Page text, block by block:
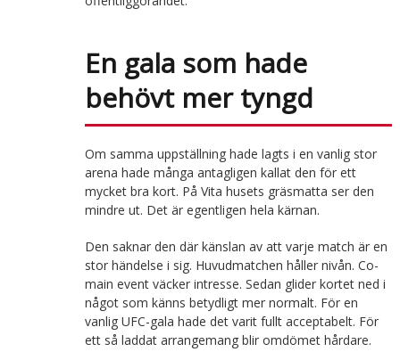
En gala som hade
behövt mer tyngd
Om samma uppställning hade lagts i en vanlig stor
arena hade många antagligen kallat den för ett
mycket bra kort. På Vita husets gräsmatta ser den
mindre ut. Det är egentligen hela kärnan.
Den saknar den där känslan av att varje match är en
stor händelse i sig. Huvudmatchen håller nivån. Co-
main event väcker intresse. Sedan glider kortet ned i
något som känns betydligt mer normalt. För en
vanlig UFC-gala hade det varit fullt acceptabelt. För
ett så laddat arrangemang blir omdömet hårdare.